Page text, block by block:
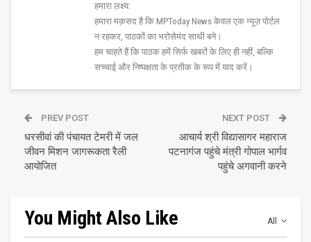
हमारा लक्ष्य:
हमारा मक़सद है कि MPToday News केवल एक न्यूज़ पोर्टल
न रहकर, पाठकों का भरोसेमंद साथी बने।
हम चाहते हैं कि पाठक हमें सिर्फ खबरों के लिए ही नहीं, बल्कि
सच्चाई और निष्पक्षता के प्रतीक के रूप में याद करें।
PREV POST
धरसीवां की पंचायत टेमरी में जल
जीवन मिशन जागरूकता रैली
आयोजित
NEXT POST
आचार्य श्री विद्यासागर महाराज
पटनागंज पहुंचे मंत्री गोपाल भार्गव
पहुंचे अगवानी करने
All
You Might Also Like